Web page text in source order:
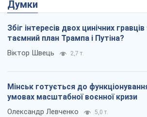
Думки
Збіг інтересів двох цинічних гравців
таємний план Трампа і Путіна?
Віктор Швець 2,7 т.
Мінськ готується до
умовах масштабної воєнної кризи
Олександр Левченко 5,0 т.